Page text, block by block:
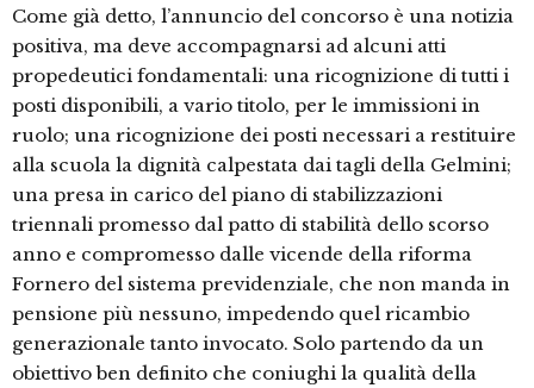
Come già detto, l’annuncio del concorso è una notizia
positiva, ma deve accompagnarsi ad alcuni atti
propedeutici fondamentali: una ricognizione di tutti i
posti disponibili, a vario titolo, per le immissioni in
ruolo; una ricognizione dei posti necessari a restituire
alla scuola la dignità calpestata dai tagli della Gelmini;
una presa in carico del piano di stabilizzazioni
triennali promesso dal patto di stabilità dello scorso
anno e compromesso dalle vicende della riforma
Fornero del sistema previdenziale, che non manda in
pensione più nessuno, impedendo quel ricambio
generazionale tanto invocato. Solo partendo da un
obiettivo ben definito che coniughi la qualità della